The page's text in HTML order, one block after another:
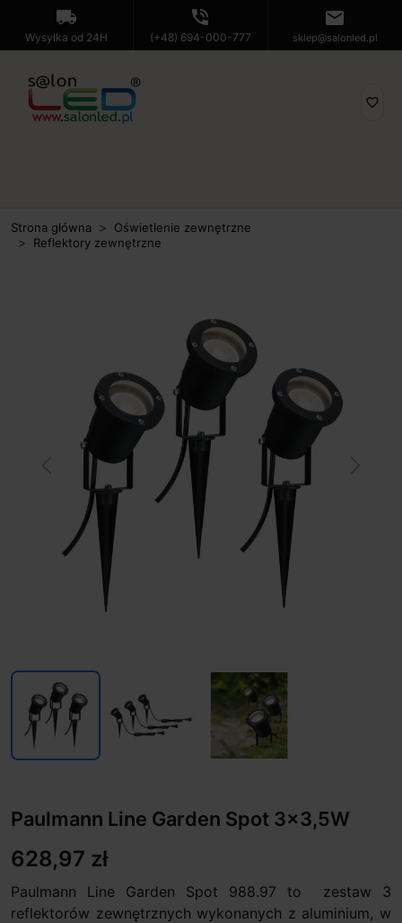
local_shipping
Wysyłka od 24H
phone_in_talk
(+48) 694-000-777
mail
sklep@salonled.pl
favorite_border
Strona główna
Oświetlenie zewnętrzne
Reflektory zewnętrzne
Previous
Paulmann Line Garden Spot 3x3,5W
628,97 zł
Paulmann Line Garden Spot 988.97 to zestaw 3
reflektorów zewnętrznych wykonanych z aluminium, w